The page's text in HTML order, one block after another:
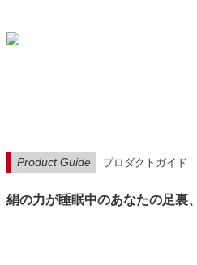
Product Guide プロダクトガイド
絹の力が睡眠中のあなたの足裏